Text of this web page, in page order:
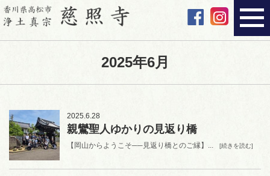
2025年6月
2025.6.28
親鸞聖人ゆかりの見返り橋
【岡山からようこそ──見返り橋とのご縁】... [続きを読む]